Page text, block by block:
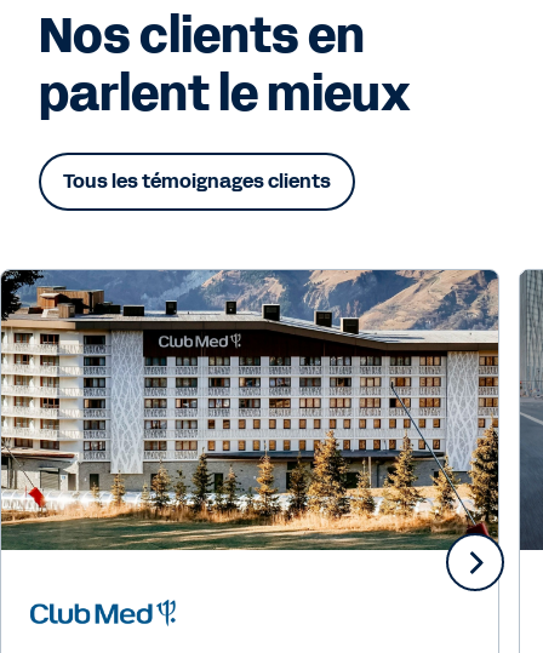
Nos clients en
parlent le mieux
Tous les témoignages clients